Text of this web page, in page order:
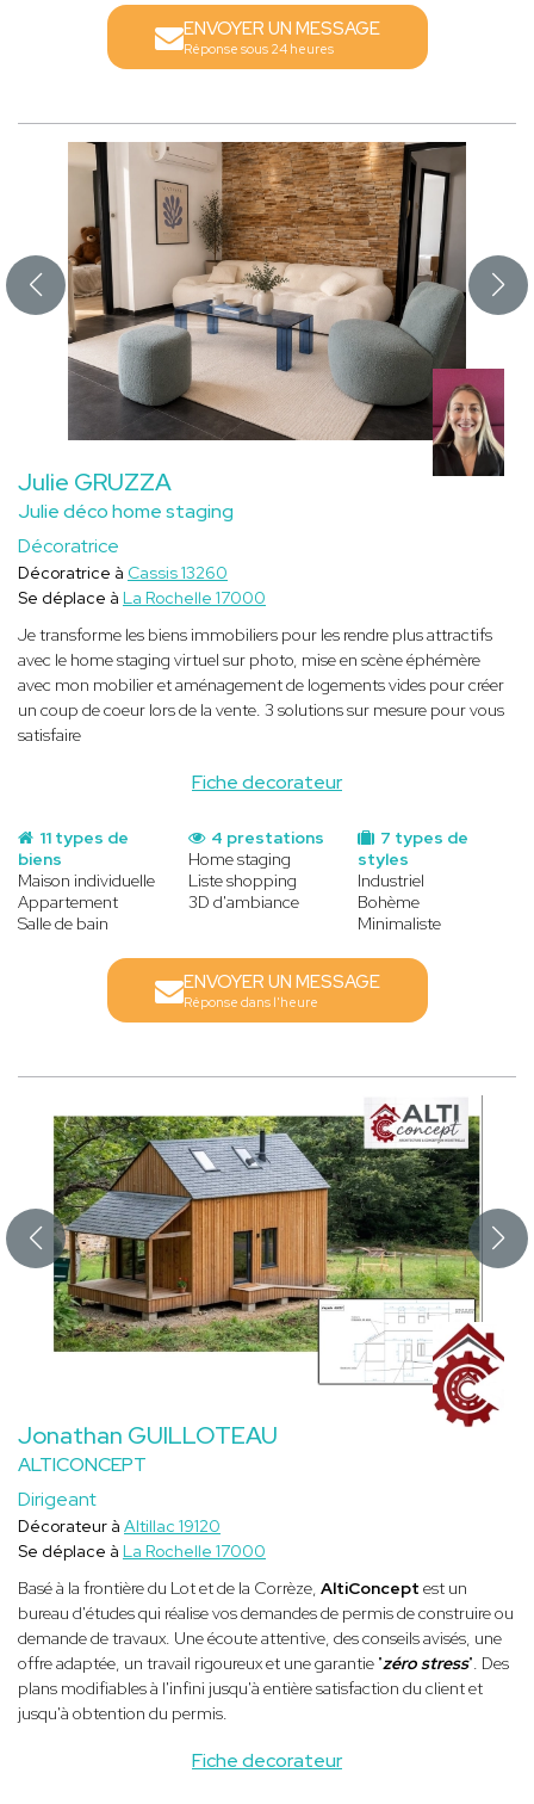
ENVOYER UN MESSAGE
Réponse sous 24 heures
Julie GRUZZA
Julie déco home staging
Décoratrice
Fiche decorateur
Décoratrice à Cassis 13260
Se déplace à La Rochelle 17000
Je transforme les biens immobiliers pour les rendre plus attractifs
avec le home staging virtuel sur photo, mise en scène éphémère
avec mon mobilier et aménagement de logements vides pour créer
un coup de coeur lors de la vente. 3 solutions sur mesure pour vous
satisfaire
11 types de
biens
Maison individuelle
Appartement
Salle de bain
7 types de
styles
Industriel
Bohème
Minimaliste
4 prestations
Home staging
Liste shopping
3D d'ambiance
ENVOYER UN MESSAGE
Réponse dans l'heure
Jonathan GUILLOTEAU
ALTICONCEPT
Dirigeant
Fiche decorateur
Décorateur à Altillac 19120
Se déplace à La Rochelle 17000
Basé à la frontière du Lot et de la Corrèze, AltiConcept est un
bureau d'études qui réalise vos demandes de permis de construire ou
demande de travaux. Une écoute attentive, des conseils avisés, une
offre adaptée, un travail rigoureux et une garantie "zéro stress". Des
plans modifiables à l'infini jusqu'à entière satisfaction du client et
jusqu'à obtention du permis.